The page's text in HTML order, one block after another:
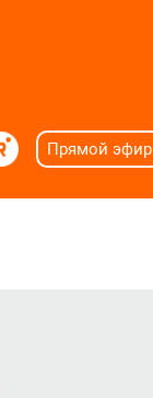
Прямой эфир